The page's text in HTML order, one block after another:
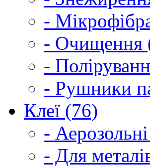
-
- Очищення
-
- Рушники
Клеї (76)
-
- Для